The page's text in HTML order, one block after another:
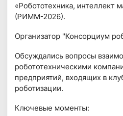
«Робототехника, интеллект
(РИММ-2026).
Организатор "Консорциум
Обсуждались вопросы
робототехническими
предприятий, входящих в
роботизации.
Ключевые моменты: